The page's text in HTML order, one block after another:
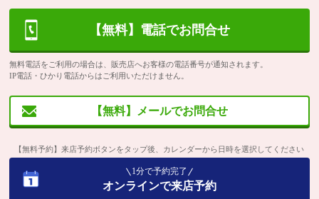
【無料】電話でお問合せ
無料電話をご利用の場合は、販売店へお客様の電話番号が通知されます。
IP電話・ひかり電話からはご利用いただけません。
【無料】メールでお問合せ
【無料予約】来店予約ボタンをタップ後、カレンダーから日時を選択してください
1分で予約完了
オンラインで来店予約